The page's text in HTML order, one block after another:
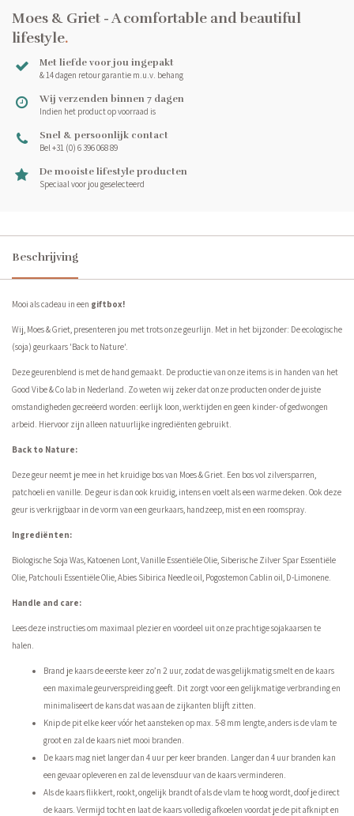
Moes & Griet - A comfortable and beautiful
lifestyle.
Met liefde voor jou ingepakt
& 14 dagen retour garantie m.u.v. behang
Wij verzenden binnen 7 dagen
Indien het product op voorraad is
Snel & persoonlijk contact
Bel +31 (0) 6 396 068 89
De mooiste lifestyle producten
Speciaal voor jou geselecteerd
Beschrijving
Mooi als cadeau in een giftbox!
Wij, Moes & Griet, presenteren jou met trots onze geurlijn. Met in het bijzonder: De ecologische
(soja) geurkaars 'Back to Nature'.
Deze geurenblend is met de hand gemaakt. De productie van onze items is in handen van het
Good Vibe & Co lab in Nederland. Zo weten wij zeker dat onze producten onder de juiste
omstandigheden gecreëerd worden: eerlijk loon, werktijden en geen kinder- of gedwongen
arbeid. Hiervoor zijn alleen natuurlijke ingrediënten gebruikt.
Back to Nature:
Deze geur neemt je mee in het kruidige bos van Moes & Griet. Een bos vol zilversparren,
patchoeli en vanille. De geur is dan ook kruidig, intens en voelt als een warme deken. Ook deze
geur is verkrijgbaar in de vorm van een geurkaars, handzeep, mist en een roomspray.
Ingrediënten:
Biologische Soja Was, Katoenen Lont, Vanille Essentiële Olie, Siberische Zilver Spar Essentiële
Olie, Patchouli Essentiële Olie, Abies Sibirica Needle oil, Pogostemon Cablin oil, D-Limonene.
Handle and care:
Lees deze instructies om maximaal plezier en voordeel uit onze prachtige sojakaarsen te
halen.
Brand je kaars de eerste keer zo’n 2 uur, zodat de was gelijkmatig smelt en de kaars
een maximale geurverspreiding geeft. Dit zorgt voor een gelijkmatige verbranding en
minimaliseert de kans dat was aan de zijkanten blijft zitten.
Knip de pit elke keer vóór het aansteken op max. 5-8 mm lengte, anders is de vlam te
groot en zal de kaars niet mooi branden.
De kaars mag niet langer dan 4 uur per keer branden. Langer dan 4 uur branden kan
een gevaar opleveren en zal de levensduur van de kaars verminderen.
Als de kaars flikkert, rookt, ongelijk brandt of als de vlam te hoog wordt, doof je direct
de kaars. Vermijd tocht en laat de kaars volledig afkoelen voordat je de pit afknipt en